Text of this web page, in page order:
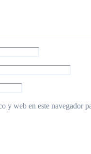
y web en este navegador